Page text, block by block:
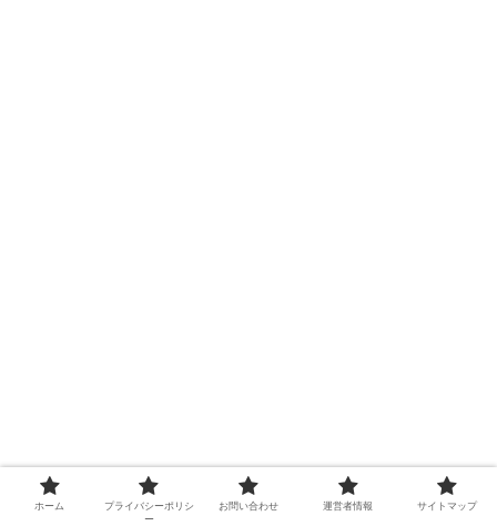
ホーム
プライバシーポリシ
ー
お問い合わせ 運営者情報 サイトマップ